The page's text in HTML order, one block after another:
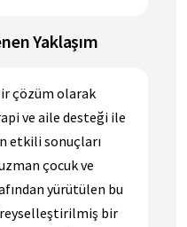
Yaklaşım
çözüm olarak
ve aile desteği ile
etkili sonuçları
çocuk ve
yürütülen bu
bir